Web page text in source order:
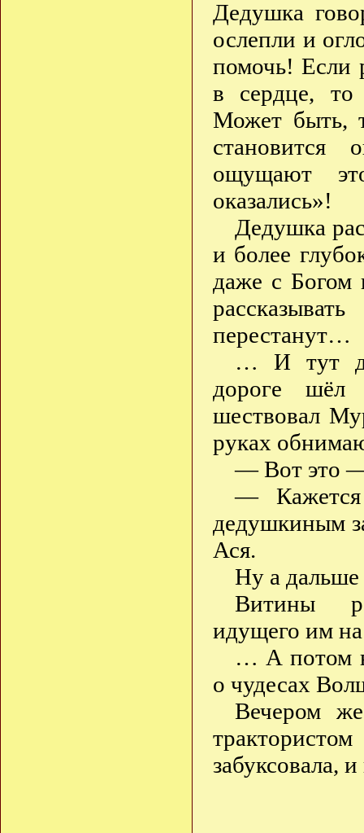
Дедушка
ослепли и
помочь! Если
в сердце,
Может быть,
ощущают
оказались»!
Дедушка
и более
даже с Богом
перестанут…
… И тут
дороге
шествовал
руках
— Вот это —
—
дедушкиным
Ася.
Ну а дальше
Витины
идущего им
… А потом
о чудесах
Вечером
забуксовала,